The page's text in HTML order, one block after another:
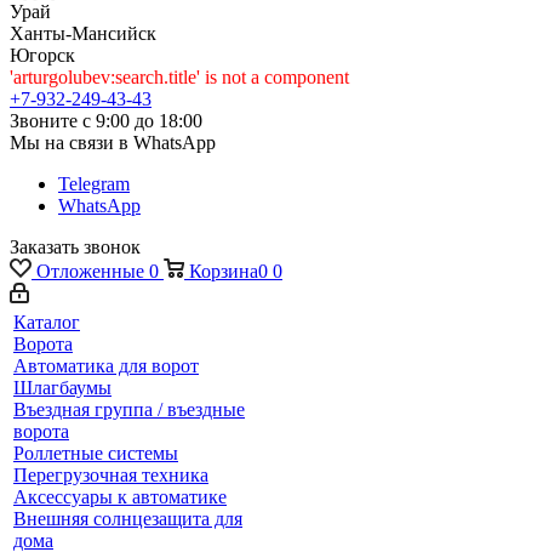
Урай
Ханты-Мансийск
Югорск
'arturgolubev:search.title' is not a component
+7-932-249-43-43
Звоните с 9:00 до 18:00
Мы на связи в WhatsApp
Telegram
WhatsApp
Заказать звонок
Отложенные 0 Корзина0 0
Каталог
Ворота
Автоматика для ворот
Шлагбаумы
Въездная группа / въездные
ворота
Роллетные системы
Перегрузочная техника
Аксессуары к автоматике
Внешняя солнцезащита для
дома